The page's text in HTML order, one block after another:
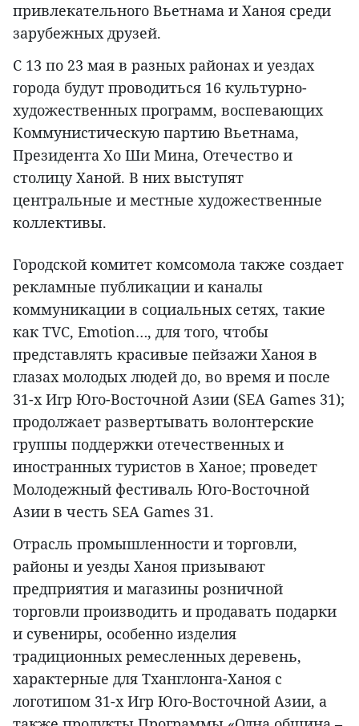
привлекательного Вьетнама и Ханоя среди
зарубежных друзей.
С 13 по 23 мая в разных районах и уездах
города будут проводиться 16 культурно-
художественных программ, воспевающих
Коммунистическую партию Вьетнама,
Президента Хо Ши Мина, Отечество и
столицу Ханой. В них выступят
центральные и местные художественные
коллективы.
Городской комитет комсомола также создает
рекламные публикации и каналы
коммуникации в социальных сетях, такие
как TVC, Еmotion…, для того, чтобы
представлять красивые пейзажи Ханоя в
глазах молодых людей до, во время и после
31-х Игр Юго-Восточной Азии (SEA Games 31);
продолжает развертывать волонтерские
группы поддержки отечественных и
иностранных туристов в Ханое; проведет
Молодежный фестиваль Юго-Восточной
Азии в честь SEA Games 31.
Отрасль промышленности и торговли,
районы и уезды Ханоя призывают
предприятия и магазины розничной
торговли производить и продавать подарки
и сувениры, особенно изделия
традиционных ремесленных деревень,
характерные для Тханглонга-Ханоя с
логотипом 31-х Игр Юго-Восточной Азии, а